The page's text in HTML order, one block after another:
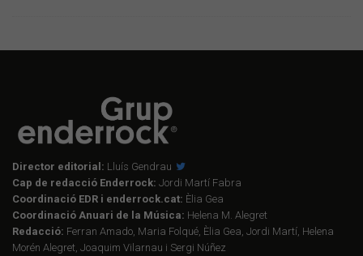
Director editorial: Lluís Gendrau
Cap de redacció Enderrock: Jordi Martí Fabra
Coordinació EDR i enderrock.cat: Èlia Gea
Coordinació Anuari de la Música: Helena M. Alegret
Redacció: Ferran Amado, Maria Folqué, Èlia Gea, Jordi Martí, Helena
Morén Alegret, Joaquim Vilarnau i Sergi Núñez